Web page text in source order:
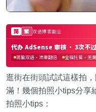
逛街在街頭試試這樣拍
滿！幾個拍照小tips分享
拍照小tips：